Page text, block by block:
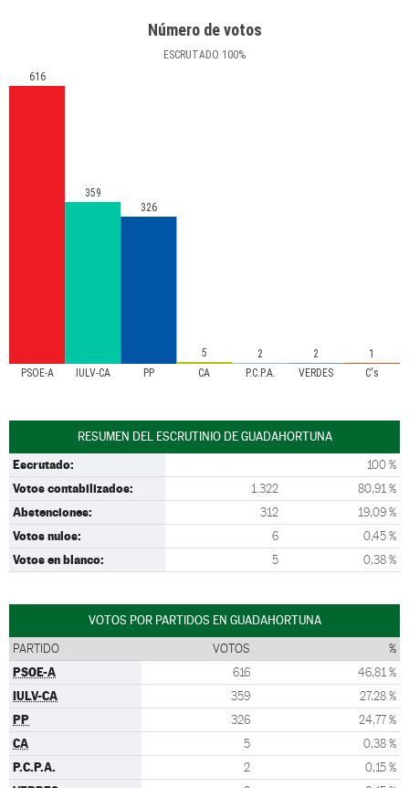
Número de votos
ESCRUTADO 100%
PSOE-A IULV-CA PP CA P.C.P.A. VERDES C's
616
359
326
5 2 2 1
RESUMEN DEL ESCRUTINIO DE GUADAHORTUNA
Escrutado: 100 %
Votos contabilizados: 1.322 80,91 %
Abstenciones: 312 19,09 %
Votos nulos: 6 0,45 %
Votos en blanco: 5 0,38 %
VOTOS POR PARTIDOS EN GUADAHORTUNA
PARTIDO VOTOS %
PSOE-A 616 46,81 %
IULV-CA 359 27,28 %
PP 326 24,77 %
CA 5 0,38 %
P.C.P.A. 2 0,15 %